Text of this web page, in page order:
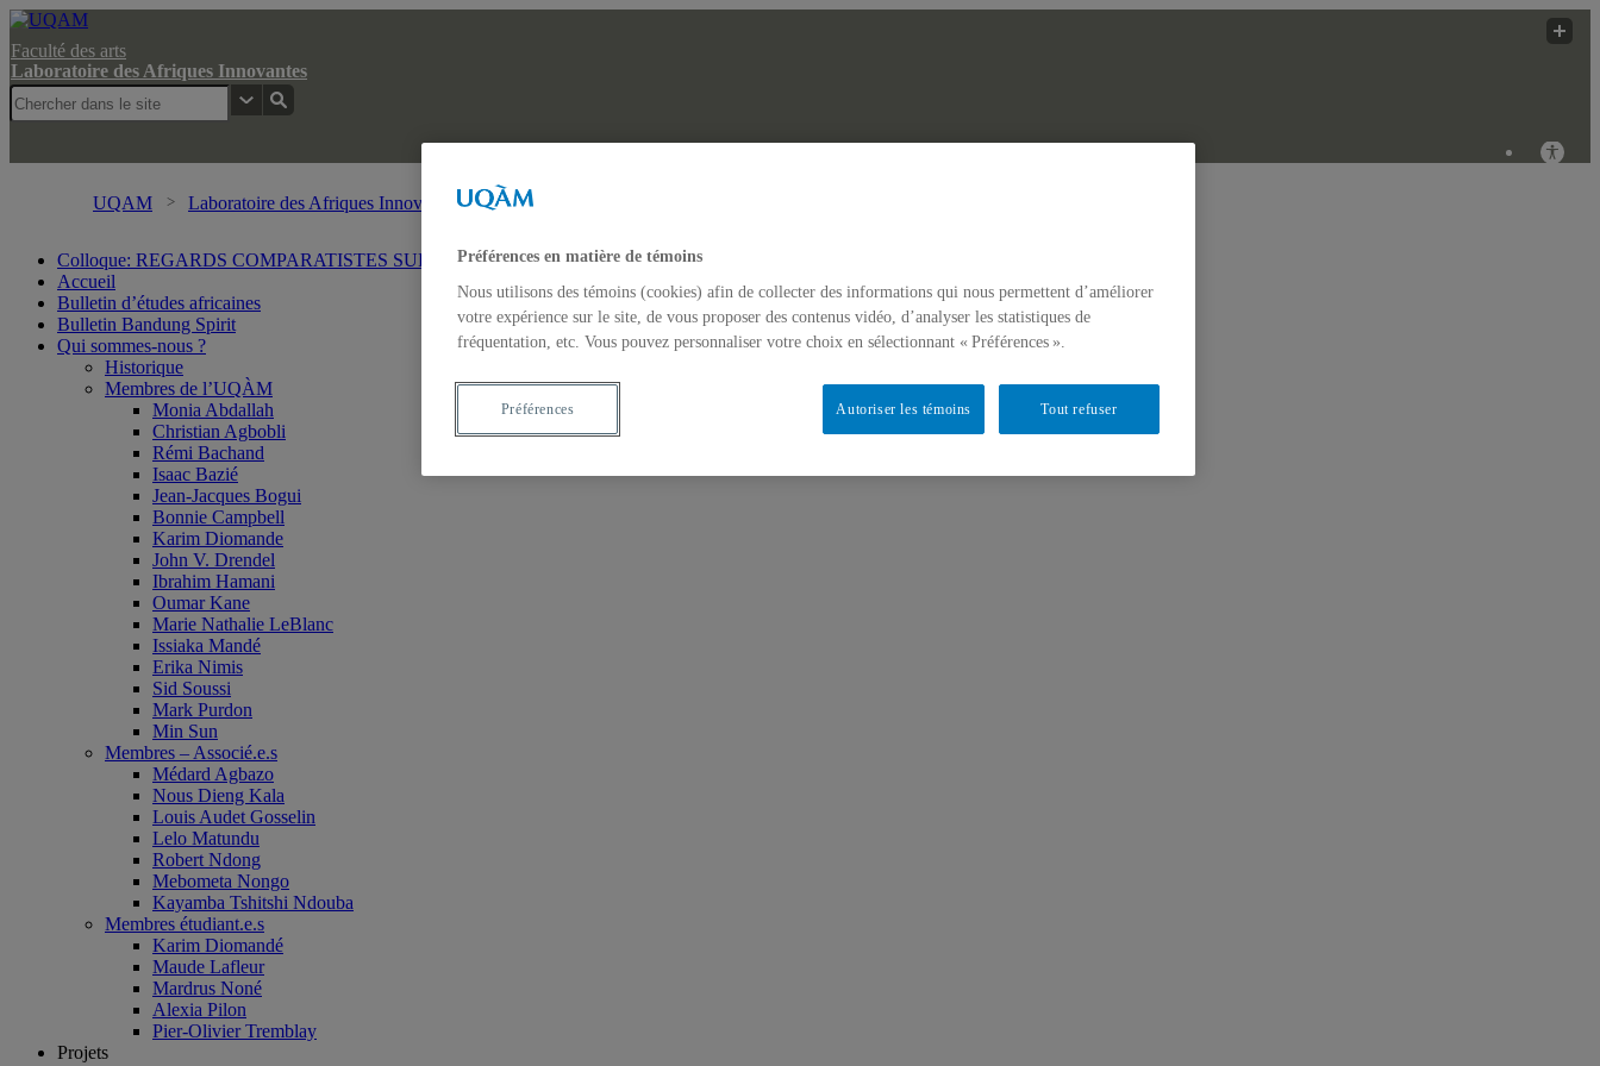
Faculté des arts
Laboratoire des Afriques Innovantes
UQAM Laboratoire des Afriques Innovantes Recherche Web
Colloque: REGARDS COMPARATISTES SUR LES IMAGINAIRES NON-DOMINANTS EN AFRIQUE ET DANS LES AMÉRIQUES
Accueil
Bulletin d’études africaines
Bulletin Bandung Spirit
Qui sommes-nous ?
Historique
Membres de l’UQÀM
Monia Abdallah
Christian Agbobli
Rémi Bachand
Isaac Bazié
Jean-Jacques Bogui
Bonnie Campbell
Karim Diomande
John V. Drendel
Ibrahim Hamani
Oumar Kane
Marie Nathalie LeBlanc
Issiaka Mandé
Erika Nimis
Sid Soussi
Mark Purdon
Min Sun
Membres – Associé.e.s
Médard Agbazo
Nous Dieng Kala
Louis Audet Gosselin
Lelo Matundu
Robert Ndong
Mebometa Nongo
Kayamba Tshitshi Ndouba
Membres étudiant.e.s
Karim Diomandé
Maude Lafleur
Mardrus Noné
Alexia Pilon
Pier-Olivier Tremblay
Projets
Préférences en matière de témoins
Nous utilisons des témoins (cookies) afin de collecter des informations qui nous permettent d’améliorer
votre expérience sur le site, de vous proposer des contenus vidéo, d’analyser les statistiques de
fréquentation, etc. Vous pouvez personnaliser votre choix en sélectionnant « Préférences ».
Tout refuser
Autoriser les témoins
Préférences